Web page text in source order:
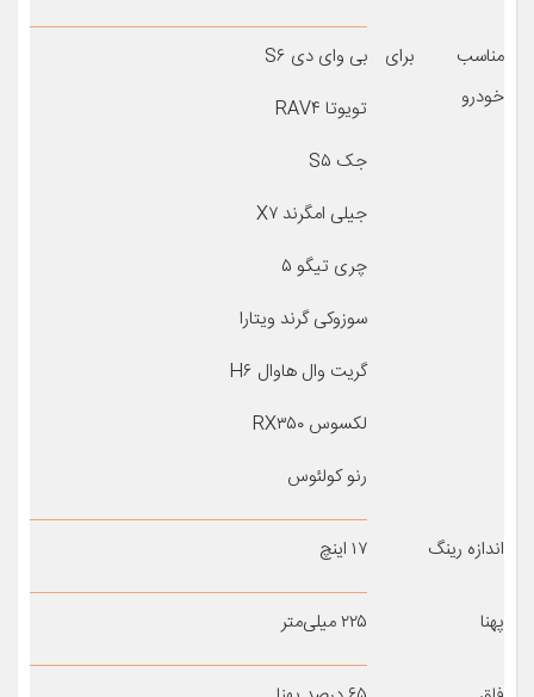
مناسب برای
خودرو
بی وای دی S۶
تویوتا RAV۴
جک S۵
جیلی امگرند X۷
چری تیگو ۵
سوزوکی گرند ویتارا
گریت وال هاوال H۶
لکسوس RX۳۵۰
رنو کولئوس
اندازه رینگ ۱۷ اینچ
پهنا ۲۲۵ میلی‌متر